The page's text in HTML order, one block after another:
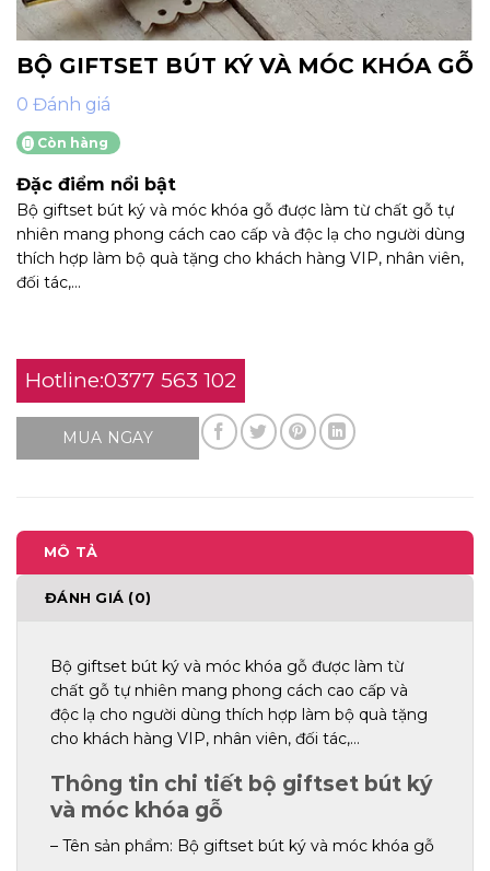
BỘ GIFTSET BÚT KÝ VÀ MÓC KHÓA GỖ
0 Đánh giá
Còn hàng
Đặc điểm nổi bật
Bộ giftset bút ký và móc khóa gỗ được làm từ chất gỗ tự
nhiên mang phong cách cao cấp và độc lạ cho người dùng
thích hợp làm bộ quà tặng cho khách hàng VIP, nhân viên,
đối tác,…
Hotline:0377 563 102
MUA NGAY
MÔ TẢ
ĐÁNH GIÁ (0)
Bộ giftset bút ký và móc khóa gỗ được làm từ
chất gỗ tự nhiên mang phong cách cao cấp và
độc lạ cho người dùng thích hợp làm bộ quà tặng
cho khách hàng VIP, nhân viên, đối tác,…
Thông tin chi tiết bộ giftset bút ký
và móc khóa gỗ
– Tên sản phẩm: Bộ giftset bút ký và móc khóa gỗ